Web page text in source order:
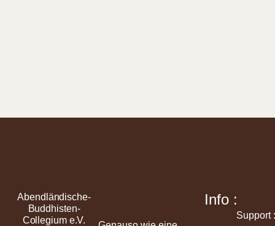
Abendländische-
Buddhisten-
Collegium e.V.
Info :
Support :